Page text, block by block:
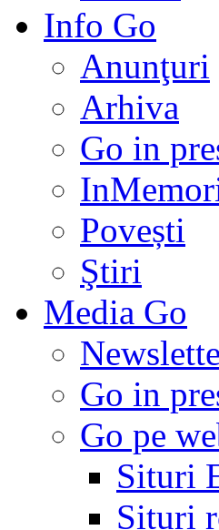
Info Go
Anunţuri
Arhiva
Go in
Povești
Ştiri
Media Go
Go in
Go pe
Situri
Situri